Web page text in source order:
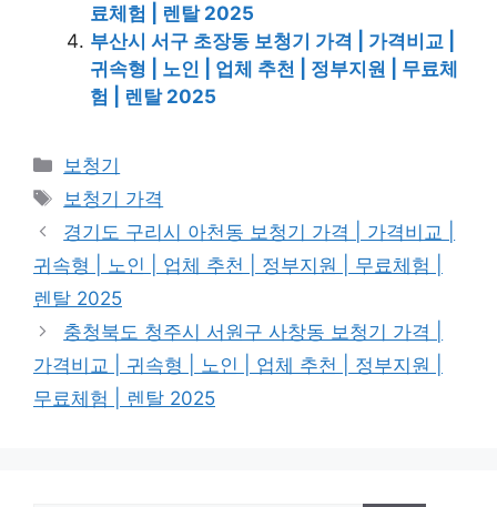
료체험 | 렌탈 2025
부산시 서구 초장동 보청기 가격 | 가격비교 |
귀속형 | 노인 | 업체 추천 | 정부지원 | 무료체
험 | 렌탈 2025
카
테
리
보청기
태
그
보청기 가격
경기도 구리시 아천동 보청기 가격 | 가격비교 |
귀속형 | 노인 | 업체 추천 | 정부지원 | 무료체험 |
렌탈 2025
충청북도 청주시 서원구 사창동 보청기 가격 |
가격비교 | 귀속형 | 노인 | 업체 추천 | 정부지원 |
무료체험 | 렌탈 2025